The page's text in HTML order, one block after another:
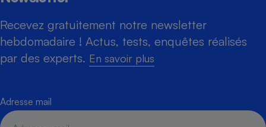
Recevez gratuitement notre newsletter
hebdomadaire ! Actus, tests, enquêtes réalisés
par des experts. En savoir plus
Adresse mail